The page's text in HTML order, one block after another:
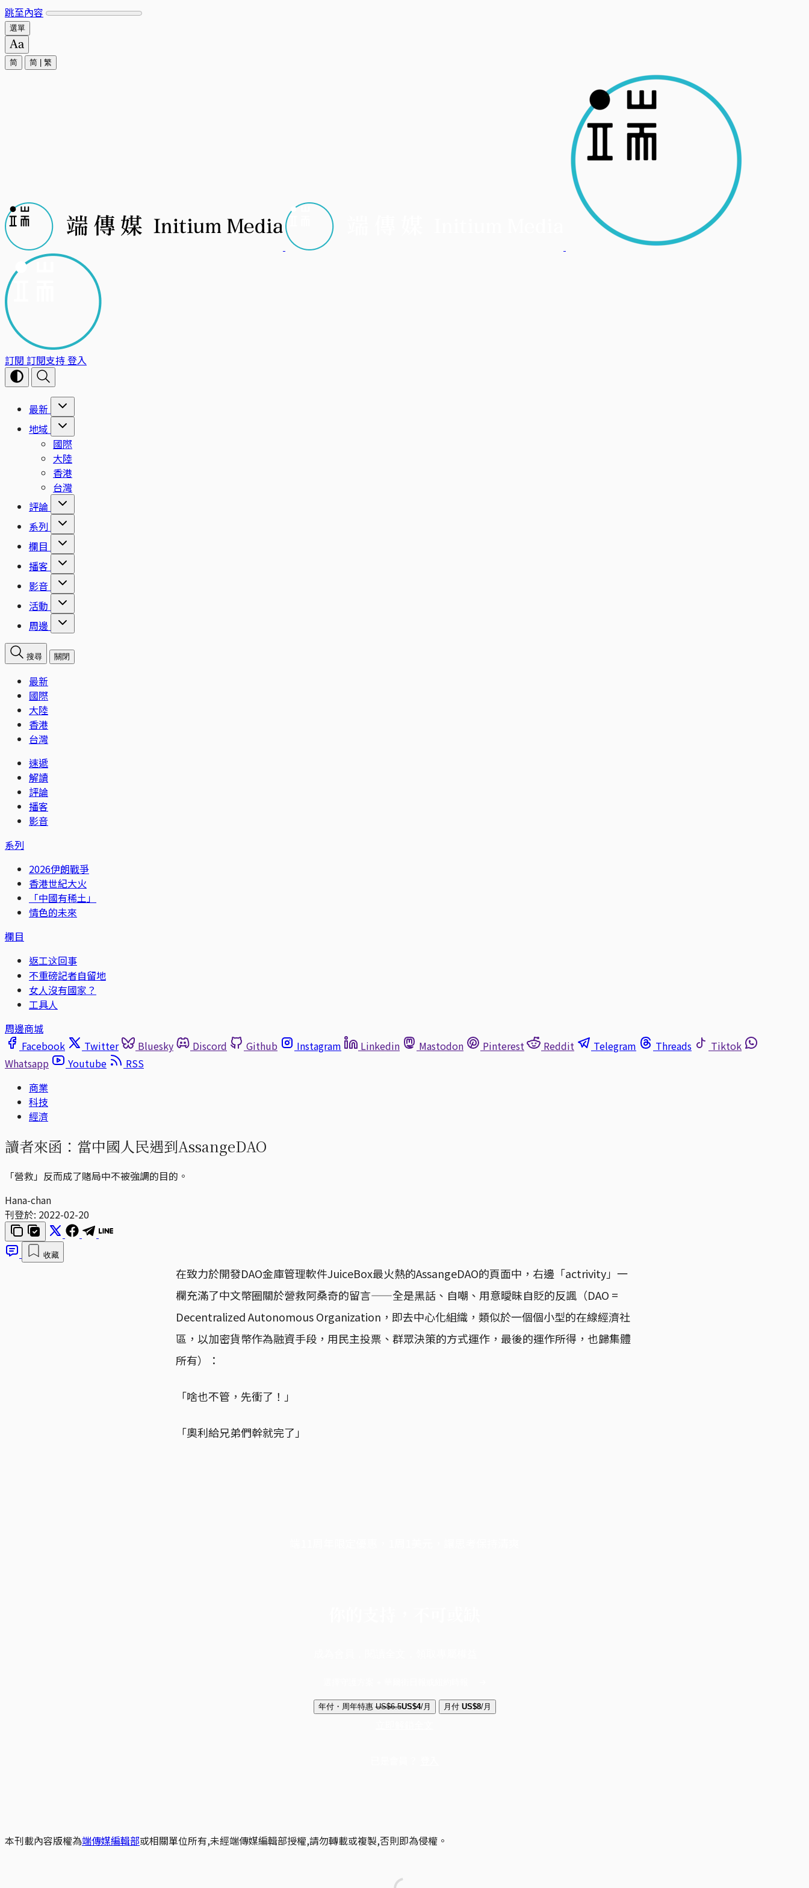
跳至內容
選單
简 简 繁
訂閱 訂閱支持登入
最新
地域
國際
大陸
香港
台灣
評論
系列
欄目
播客
影音
活動
周邊
搜尋 關閉
最新
國際
大陸
香港
台灣
速遞
解讀
評論
播客
影音
系列
2026伊朗戰爭
香港世紀大火
「中國有稀土」
情色的未來
欄目
返工这回事
不重磅記者自留地
女人沒有國家？
工具人
周邊商城
Facebook
Twitter Bluesky Discord Github Instagram Linkedin Mastodon Pinterest Reddit Telegram Threads
Tiktok
Whatsapp
Youtube
RSS
商業
科技
經濟
讀者來函：當中國人民遇到AssangeDAO
「營救」反而成了賭局中不被強調的目的。
Hana-chan
刊登於: 2022-02-20
收藏
在致力於開發DAO金庫管理軟件JuiceBox最火熱的AssangeDAO的頁面中，右邊「actrivity」一
欄充滿了中文幣圈關於營救阿桑奇的留言——全是黑話、自嘲、用意曖昧自貶的反諷（DAO =
Decentralized Autonomous Organization，即去中心化組織，類似於一個個小型的在線經濟社
區，以加密貨幣作為融資手段，用民主投票、群眾決策的方式運作，最後的運作所得，也歸集體
所有）：
「啥也不管，先衝了！」
「奧利給兄弟們幹就完了」
年付・周年特惠 US$6.5US$4/月 月付 US$8/月
本刊載內容版權為端傳媒編輯部或相關單位所有,未經端傳媒編輯部授權,請勿轉載或複製,否則即為侵權。